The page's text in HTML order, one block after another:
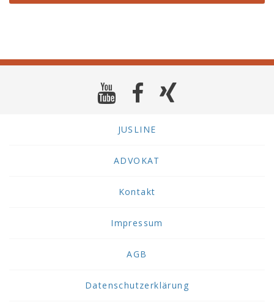
JUSLINE
ADVOKAT
Kontakt
Impressum
AGB
Datenschutzerklärung